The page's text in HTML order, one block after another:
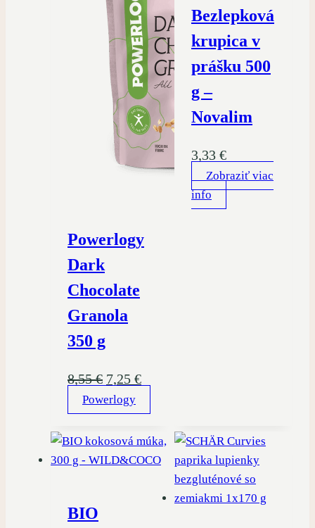
Powerlogy
Dark
Chocolate
Granola
350 g
8,55€ Pôvodná
cena
8,55 €.
7,25 €Aktuálna
7,25 €.
Powerlogy
Bezlepková
krupica v
prášku 500
g –
Novalim
3,33 €
Zobraziť viac
info
BIO